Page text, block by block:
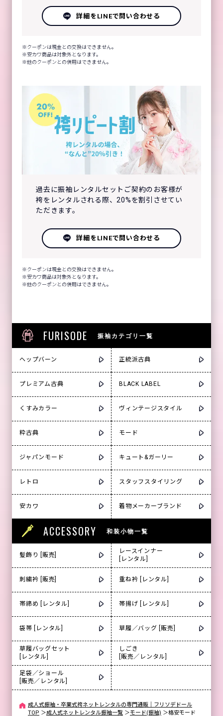
詳細をLINEで問い合わせる
クーポンは現金との交換はできません。
安カワ商品は対象外となります。
他のクーポンとの併用はできません。
過去に振袖レンタルセットご契約のお客様が
袴をレンタルされる際、20%を割引させてい
ただきます。
詳細をLINEで問い合わせる
クーポンは現金との交換はできません。
安カワ商品は対象外となります。
他のクーポンとの併用はできません。
FURISODE 振袖カテゴリ一覧
ヘップバーン 正統派古典
プレミアム古典 BLACK LABEL
くすみカラー ヴィンテージスタイル
粋古典 モード
ジャパンモード キュート&ガーリー
レトロ スタッフスタイリング
安カワ 着物メーカーブランド
ACCESSORY 和装小物一覧
髪飾り [販売]
レースインナー
[レンタル]
刺繍衿 [販売] 重ね衿 [レンタル]
帯締め [レンタル] 帯揚げ [レンタル]
袋帯 [レンタル] 草履／バッグ [販売]
草履バッグセット
[レンタル]
しごき
[販売／レンタル]
足袋／ショール
[販売／レンタル]
成人式振袖・卒業式袴ネットレンタルの専門通販｜フリソデドール
TOP ＞成人式ネットレンタル振袖一覧 ＞モード(振袖) ＞格安モード